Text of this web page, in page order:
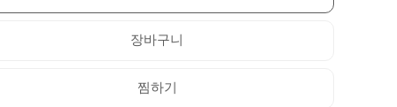
장바구니
찜하기